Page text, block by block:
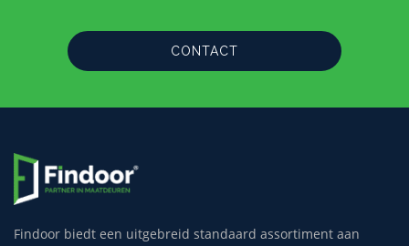
CONTACT
Findoor biedt een uitgebreid standaard assortiment aan